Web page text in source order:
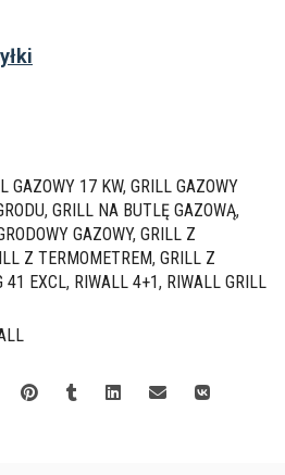
GAZOWY 17 KW, GRILL GAZOWY
, GRILL NA BUTLĘ GAZOWĄ,
GAZOWY, GRILL Z
Z TERMOMETREM, GRILL Z
41 EXCL, RIWALL 4+1, RIWALL GRILL